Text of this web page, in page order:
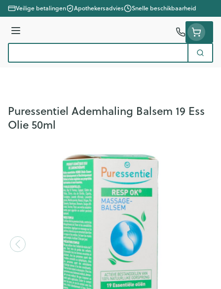
Ga naar de inhoud
Veilige betalingen Apothekersadvies Snelle beschikbaarheid
Menu
Zoek
Puressentiel Ademhaling Balsem 19 Ess
Olie 50ml